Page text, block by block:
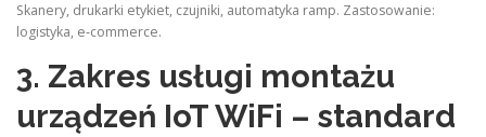
Skanery, drukarki etykiet, czujniki, automatyka ramp. Zastosowanie:
logistyka, e‑commerce.
3. Zakres usługi montażu
urządzeń IoT WiFi – standard